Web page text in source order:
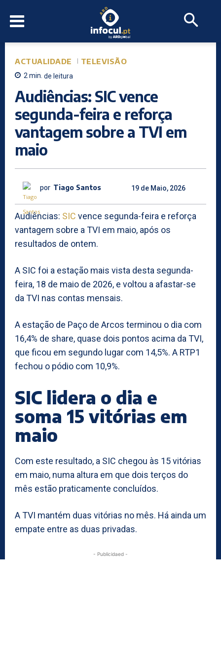
ACTUALIDADE TELEVISÃO
2min. de leitura
Audiências: SIC vence
segunda-feira e reforça
vantagem sobre a TVI em
maio
por Tiago Santos 19 de Maio, 2026
Audiências: SIC vence segunda-feira e reforça
vantagem sobre a TVI em maio, após os
resultados de ontem.
A SIC foi a estação mais vista desta segunda-
feira, 18 de maio de 2026, e voltou a afastar-se
da TVI nas contas mensais.
A estação de Paço de Arcos terminou o dia com
16,4% de share, quase dois pontos acima da TVI,
que ficou em segundo lugar com 14,5%. A RTP1
fechou o pódio com 10,9%.
SIC lidera o dia e
soma 15 vitórias em
maio
Com este resultado, a SIC chegou às 15 vitórias
em maio, numa altura em que dois terços do
mês estão praticamente concluídos.
A TVI mantém duas vitórias no mês. Há ainda um
empate entre as duas privadas.
- Publicidaed -